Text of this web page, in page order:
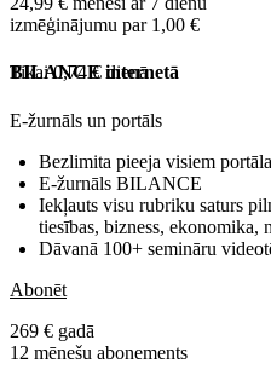
izmēģinājumu par 1,00 €
Tikai 0,74 € dienā
BILANCE internetā
E-žurnāls un portāls
Bezlimita pieeja visiem
E-žurnāls BILANCE
Iekļauts visu rubriku saturs
tiesības, bizness, ekonomika,
Dāvanā 100+ semināru
Abonēt
269 € gadā
12 mēnešu abonements